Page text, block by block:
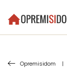
Opremisidom |